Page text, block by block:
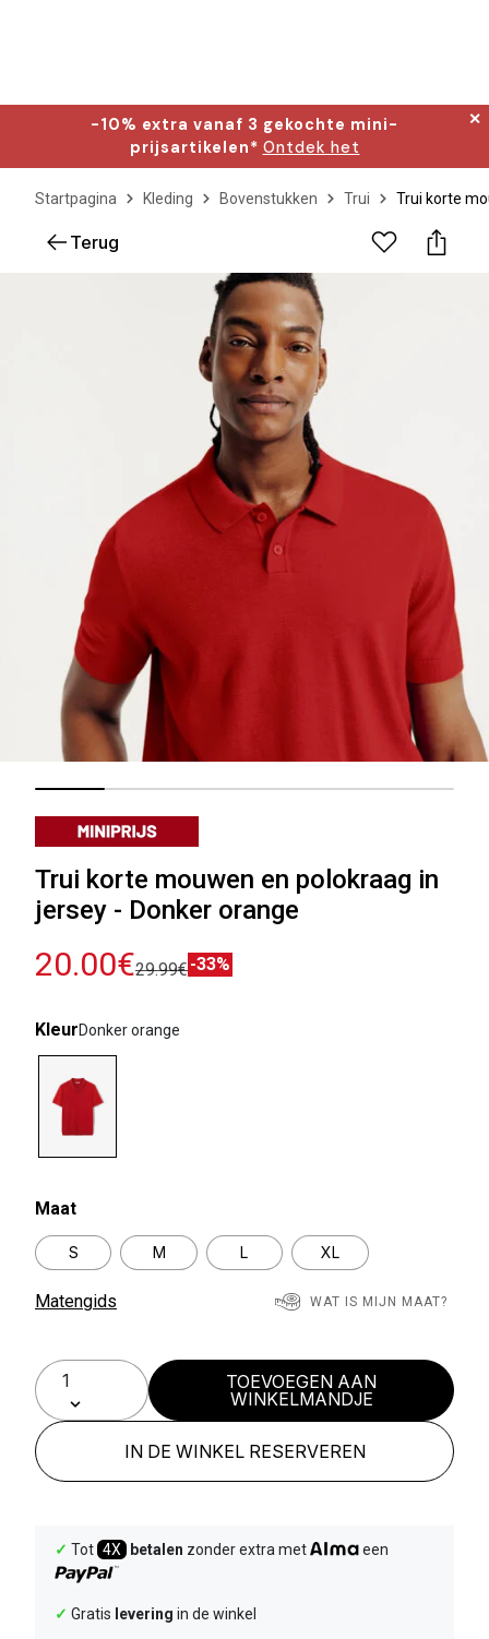
-10% extra vanaf 3 gekochte mini-
prijsartikelen* Ontdek het
✕
Startpagina Kleding Bovenstukken Trui Trui korte
Terug
Trui korte mouwen en polokraag in
jersey - Donker orange
20.00€29.99€-33%
KleurDonker orange
Maat
S M L XL
Matengids WAT IS MIJN MAAT?
TOEVOEGEN AAN
WINKELMANDJE
IN DE WINKEL RESERVEREN
✓ Tot 4X betalen zonder extra met een
✓ Gratis levering in de winkel